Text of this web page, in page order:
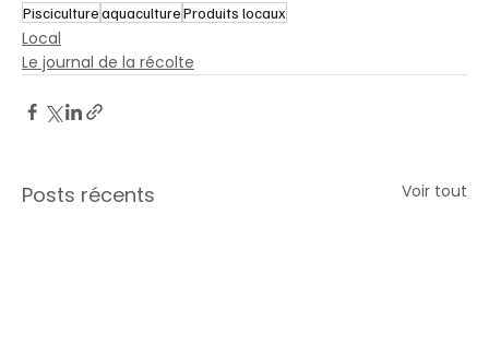
PiscicultureaquacultureProduits locaux
Local
Le journal de la récolte
Posts récents Voir tout